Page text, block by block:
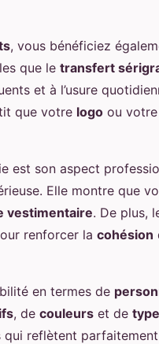
, vous bénéficiez
que le transfert
et à l’usure
que votre logo ou votre
est son aspect
Elle montre que
vestimentaire. De plus,
renforcer la cohésion
en termes de
, de couleurs et de
qui reflètent